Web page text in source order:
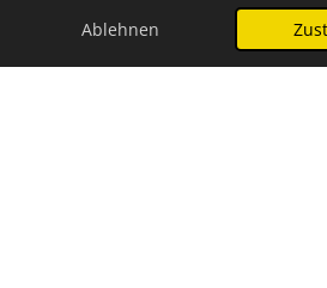
Ablehnen
Ist das Zertifikat Pflicht?